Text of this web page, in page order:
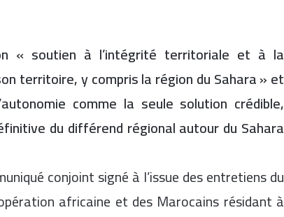
« soutien à l’intégrité territoriale et à la
territoire, y compris la région du Sahara » et
comme la seule solution crédible,
du différend régional autour du Sahara
conjoint signé à l’issue des entretiens du
africaine et des Marocains résidant à